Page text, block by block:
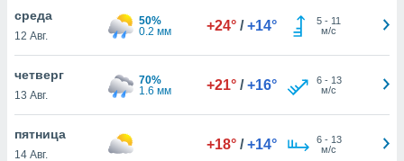
cookie
в
нашего
ВЫ
среда
12 Авг.
50%
0.2 мм
+24° / +14° 5- 11
м/с
четверг
13 Авг.
70%
1.6 мм
+21° / +16° 6- 13
м/с
пятница
14 Авг.
+18° / +14° 6- 13
м/с